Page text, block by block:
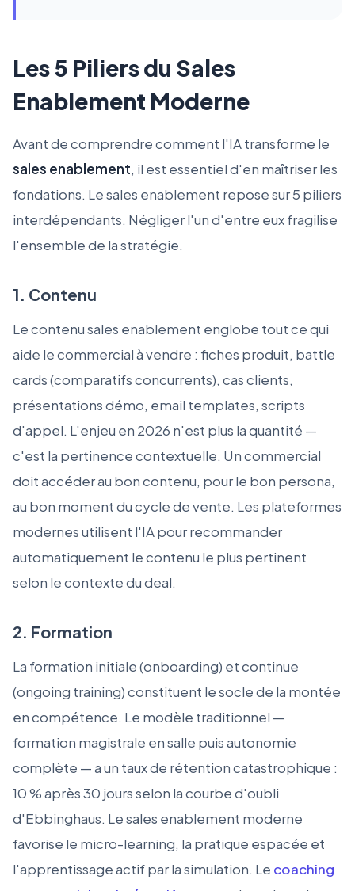
Les 5 Piliers du Sales
Enablement Moderne
Avant de comprendre comment l'IA transforme le
sales enablement, il est essentiel d'en maîtriser les
fondations. Le sales enablement repose sur 5 piliers
interdépendants. Négliger l'un d'entre eux fragilise
l'ensemble de la stratégie.
1. Contenu
Le contenu sales enablement englobe tout ce qui
aide le commercial à vendre : fiches produit, battle
cards (comparatifs concurrents), cas clients,
présentations démo, email templates, scripts
d'appel. L'enjeu en 2026 n'est plus la quantité —
c'est la pertinence contextuelle. Un commercial
doit accéder au bon contenu, pour le bon persona,
au bon moment du cycle de vente. Les plateformes
modernes utilisent l'IA pour recommander
automatiquement le contenu le plus pertinent
selon le contexte du deal.
2. Formation
La formation initiale (onboarding) et continue
(ongoing training) constituent le socle de la montée
en compétence. Le modèle traditionnel —
formation magistrale en salle puis autonomie
complète — a un taux de rétention catastrophique :
10 % après 30 jours selon la courbe d'oubli
d'Ebbinghaus. Le sales enablement moderne
favorise le micro-learning, la pratique espacée et
l'apprentissage actif par la simulation. Le coaching